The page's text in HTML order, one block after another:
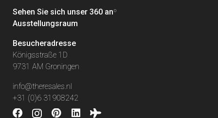
Sehen Sie sich unser 360 anº
Ausstellungsraum
Besucheradresse
Königsstraße 1D
9731 AM Groningen
info@theresales.nl
+31 (0)6 31908242